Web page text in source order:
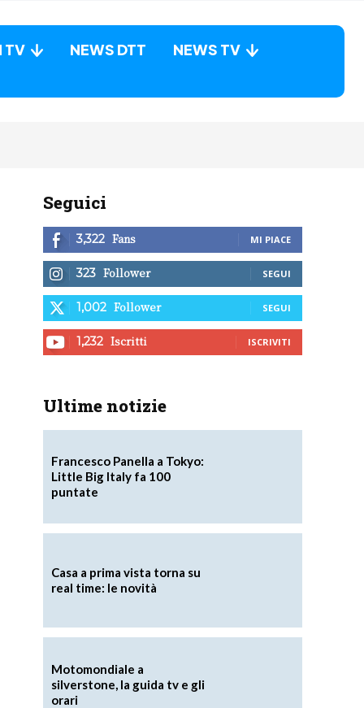
TV NEWS DTT
NEWS TV
Seguici
3,322 Fans MI PIACE
323 Follower SEGUI
1,002 Follower SEGUI
1,232 Iscritti ISCRIVITI
Ultime notizie
Francesco Panella a Tokyo:
Little Big Italy fa 100
puntate
Casa a prima vista torna su
real time: le novità
Motomondiale a
silverstone, la guida tv e gli
orari